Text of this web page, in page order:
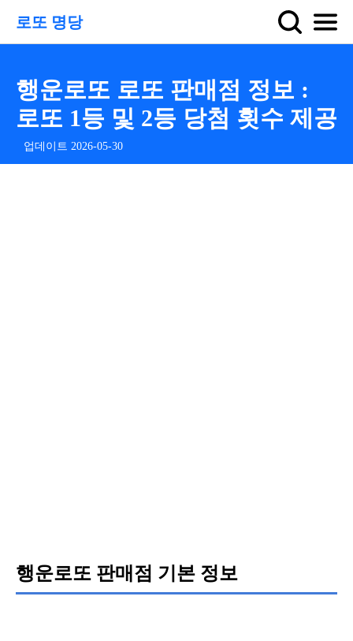
로또 명당
행운로또 로또 판매점 정보 :
로또 1등 및 2등 당첨 횟수 제공
업데이트 2026-05-30
행운로또 판매점 기본 정보